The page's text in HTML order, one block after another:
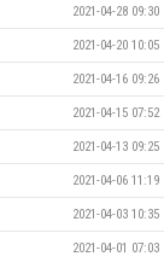
2021-04-28 09:30
2021-04-20 10:05
2021-04-16 09:26
2021-04-15 07:52
2021-04-13 09:25
2021-04-06 11:19
2021-04-03 10:35
2021-04-01 07:03